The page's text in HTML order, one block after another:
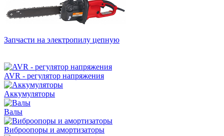
Запчасти на электропилу цепную
AVR - регулятор напряжения
Аккумуляторы
Валы
Виброопоры и амортизаторы